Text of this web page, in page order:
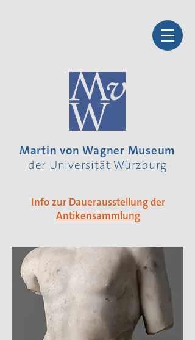
Martin von Wagner Museum
der Universität Würzburg
Info zur Dauerausstellung der
Antikensammlung